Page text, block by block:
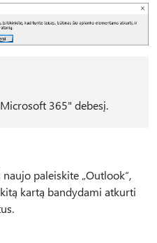
365" debesį.
paleiskite „Outlook“,
kartą bandydami atkurti